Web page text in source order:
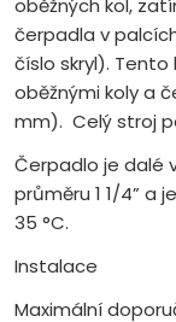
oběžných kol,
čerpadla v
číslo skryl).
oběžnými koly a
mm). Celý stroj
Čerpadlo je dalé
průměru 1 1/4” a
35 °C.
Instalace
Maximální